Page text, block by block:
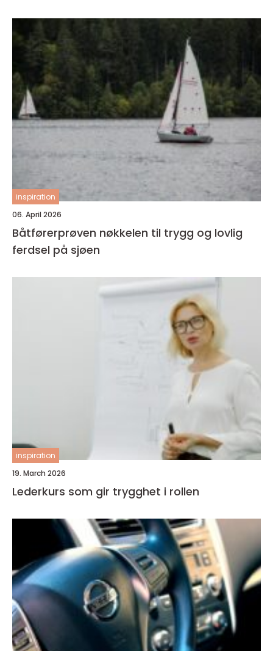
inspiration
06. April 2026
Båtførerprøven nøkkelen til trygg og lovlig
ferdsel på sjøen
inspiration
19. March 2026
Lederkurs som gir trygghet i rollen